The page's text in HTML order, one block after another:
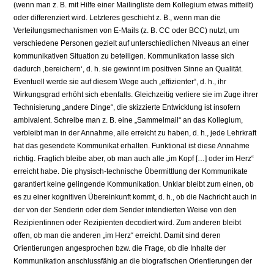
(wenn man z. B. mit Hilfe einer Mailingliste dem Kollegium etwas mitteilt)
oder differenziert wird. Letzteres geschieht z. B., wenn man die
Verteilungsmechanismen von E-Mails (z. B. CC oder BCC) nutzt, um
verschiedene Personen gezielt auf unterschiedlichen Niveaus an einer
kommunikativen Situation zu beteiligen. Kommunikation lasse sich
dadurch ‚bereichern‘, d. h. sie gewinnt im positiven Sinne an Qualität.
Eventuell werde sie auf diesem Wege auch „effizienter“, d. h., ihr
Wirkungsgrad erhöht sich ebenfalls. Gleichzeitig verliere sie im Zuge ihrer
Technisierung „andere Dinge“, die skizzierte Entwicklung ist insofern
ambivalent. Schreibe man z. B. eine „Sammelmail“ an das Kollegium,
verbleibt man in der Annahme, alle erreicht zu haben, d. h., jede Lehrkraft
hat das gesendete Kommunikat erhalten. Funktional ist diese Annahme
richtig. Fraglich bleibe aber, ob man auch alle „im Kopf […] oder im Herz“
erreicht habe. Die physisch-technische Übermittlung der Kommunikate
garantiert keine gelingende Kommunikation. Unklar bleibt zum einen, ob
es zu einer kognitiven Übereinkunft kommt, d. h., ob die Nachricht auch in
der von der Senderin oder dem Sender intendierten Weise von den
Rezipientinnen oder Rezipienten decodiert wird. Zum anderen bleibt
offen, ob man die anderen „im Herz“ erreicht. Damit sind deren
Orientierungen angesprochen bzw. die Frage, ob die Inhalte der
Kommunikation anschlussfähig an die biografischen Orientierungen der